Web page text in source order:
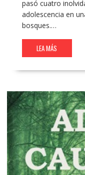
pasó cuatro
adolescencia en
bosques.…
LEA MÁS